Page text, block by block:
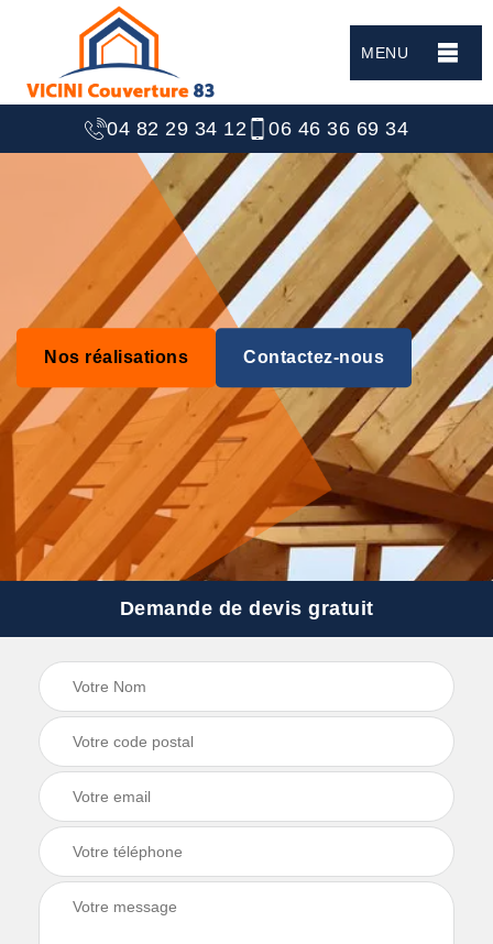
MENU
04 82 29 34 12 06 46 36 69 34
Nos réalisations Contactez-nous
Demande de devis gratuit